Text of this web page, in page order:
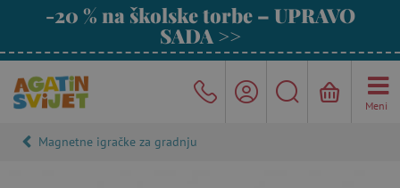
-20 % na školske torbe – UPRAVO
SADA >>
Meni
Magnetne igračke za gradnju